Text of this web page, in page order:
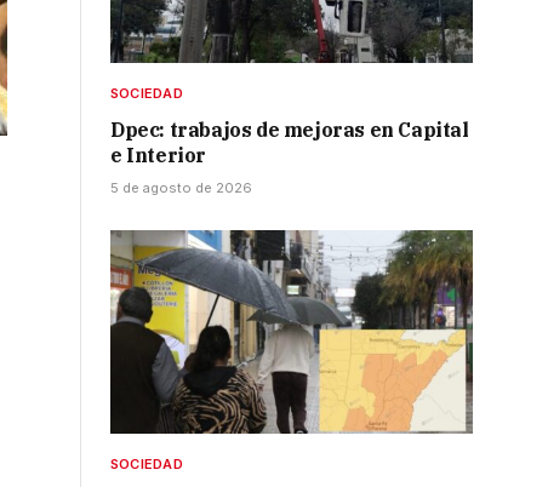
SOCIEDAD
Dpec: trabajos de mejoras en Capital
e Interior
5 de agosto de 2026
SOCIEDAD